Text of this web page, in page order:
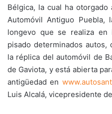
Bélgica, la cual ha
Automóvil Antiguo Puebla,
longevo que se realiza en
pisado determinados autos,
la réplica del automóvil de
de Gaviota, y está abierta
antigüedad en
Luis Alcalá, vicepresidente